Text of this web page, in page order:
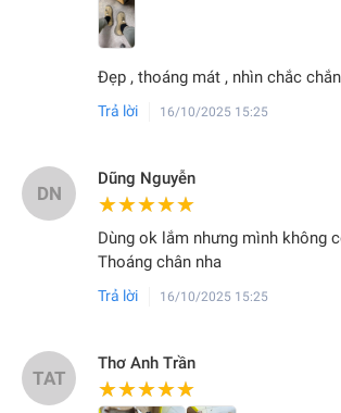
PHIẾU KIỂM ĐỊNH CHẤT
Đẹp , thoáng mát , nhìn chắc
Trả lời 16/10/2025 15:25
DN
Dũng Nguyễn
★★★★★
★★★★★
Dùng ok lắm nhưng mình không
Thoáng chân nha
Trả lời 16/10/2025 15:25
TAT
Thơ Anh Trần
★★★★★
★★★★★